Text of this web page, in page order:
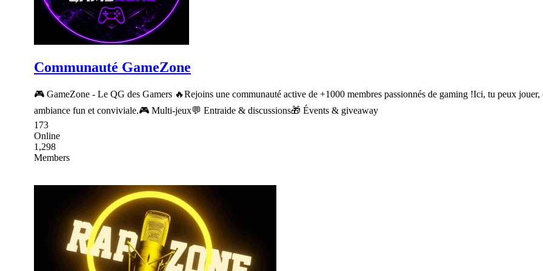
Communauté GameZone
🎮 GameZone - Le QG des Gamers 🔥Rejoins une communauté active de +1000 membres passionnés de gaming !Ici, tu peux
ambiance fun et conviviale.🎮 Multi-jeux💬 Entraide & discussions🎁 Évents & giveaway
173
Online
1,298
Members